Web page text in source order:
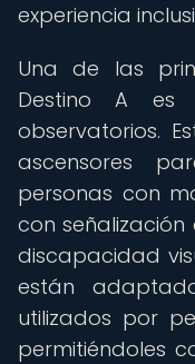
experiencia
Una de las
Destino A es
observatorios.
ascensores
personas con
con
discapacidad
están
utilizados por
permitiéndoles